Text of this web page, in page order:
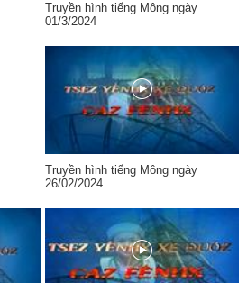
Truyền hình tiếng Mông ngày
01/3/2024
Truyền hình tiếng Mông ngày
26/02/2024